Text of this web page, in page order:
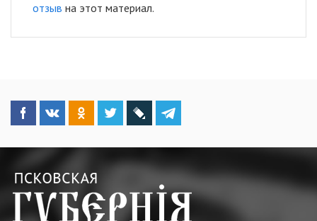
отзыв на этот материал.